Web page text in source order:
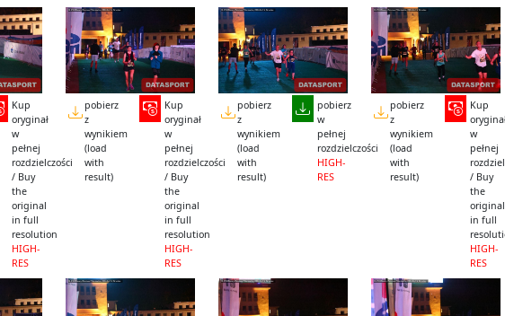
Kup
oryginał
w
pełnej
rozdzielczości
/ Buy
the
original
in full
resolution
HIGH-
RES
pobierz
z
wynikiem
(load
with
result)
Kup
oryginał
w
pełnej
rozdzielczości
/ Buy
the
original
in full
resolution
HIGH-
RES
pobierz
z
wynikiem
(load
with
result)
pobierz
w
pełnej
rozdzielczości
HIGH-
RES
pobierz
z
wynikiem
(load
with
result)
Kup
w
pełnej
/ Buy
the
original
in full
HIGH-
RES